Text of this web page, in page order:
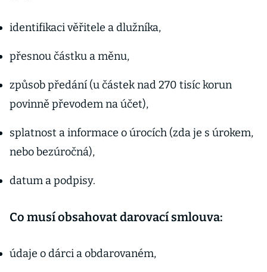
identifikaci věřitele a dlužníka,
přesnou částku a měnu,
způsob předání (u částek nad 270 tisíc korun
povinně převodem na účet),
splatnost a informace o úrocích (zda je s úrokem,
nebo bezúročná),
datum a podpisy.
Co musí obsahovat darovací smlouva:
údaje o dárci a obdarovaném,